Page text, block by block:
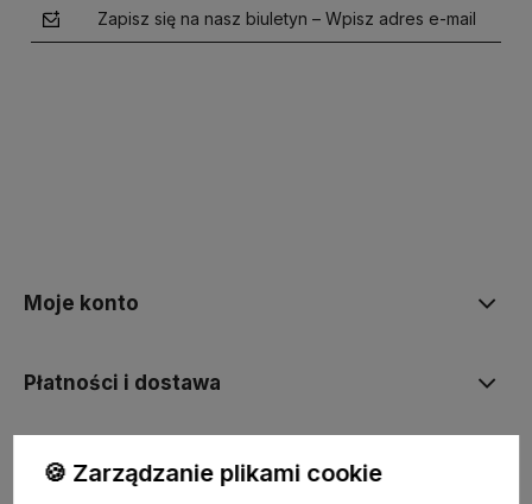
Zapisz się na nasz biuletyn – Wpisz adres e-mail
Moje konto
Płatności i dostawa
Informacje
🍪 Zarządzanie plikami cookie